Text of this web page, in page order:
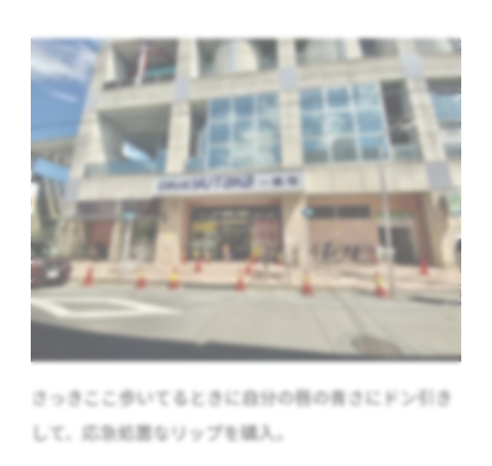
さっきここ歩いてるときに自分の唇の青さにドン引き
して、応急処置なリップを購入。